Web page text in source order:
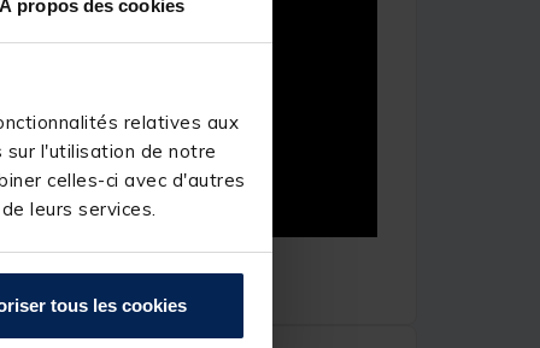
À propos des cookies
relatives aux
l'utilisation de notre
celles-ci avec d'autres
leurs services.
tous les cookies